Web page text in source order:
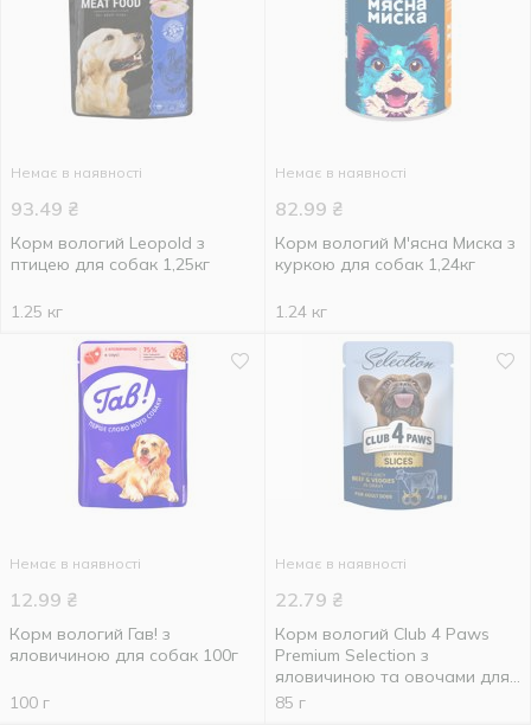
Немає в наявності
93.49 ₴
Корм вологий Leopold з
птицею для собак 1,25кг
1.25 кг
Немає в наявності
82.99 ₴
Корм вологий М'ясна Миска з
куркою для собак 1,24кг
1.24 кг
Немає в наявності
12.99 ₴
Корм вологий Гав! з
яловичиною для собак 100г
100 г
Немає в наявності
22.79 ₴
Корм вологий Club 4 Paws
Premium Selection з
яловичиною та овочами для
собак малих порід 85г
85 г